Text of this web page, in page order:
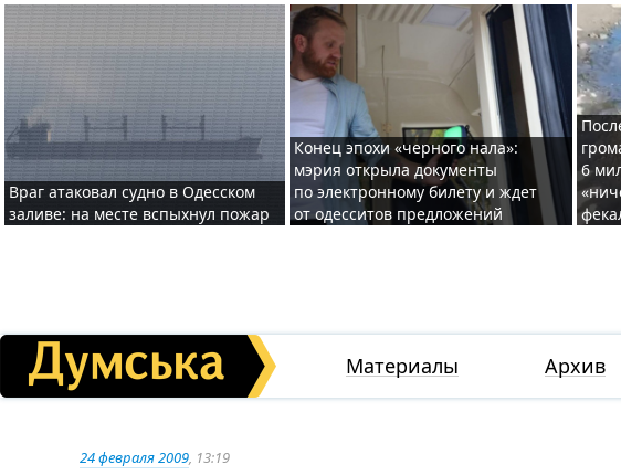
Враг атаковал судно в Одесском
заливе: на месте вспыхнул пожар
Конец эпохи «черного нала»:
мэрия открыла документы
по электронному билету и ждет
от одесситов предложений
6
Материалы Архив
24 февраля 2009, 13:19